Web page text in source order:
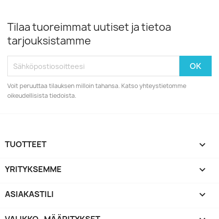
Tilaa tuoreimmat uutiset ja tietoa
tarjouksistamme
Voit peruuttaa tilauksen milloin tahansa. Katso yhteystietomme
oikeudellisista tiedoista.
TUOTTEET 
YRITYKSEMME 
ASIAKASTILI 